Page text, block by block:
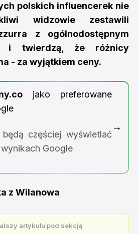
polskich influencerek nie
widzowie zestawili
z ogólnodostępnym
i twierdzą, że różnicy
- za wyjątkiem ceny.
jako preferowane
częściej wyświetlać
Google
→
z Wilanowa
artykułu pod sekcją